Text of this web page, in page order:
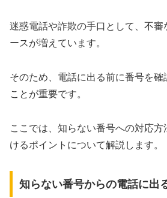
迷惑電話や詐欺の手口として、不審
ースが増えています。
そのため、電話に出る前に番号を確
ことが重要です。
ここでは、知らない番号への対応
けるポイントについて解説します。
知らない番号からの電話に出